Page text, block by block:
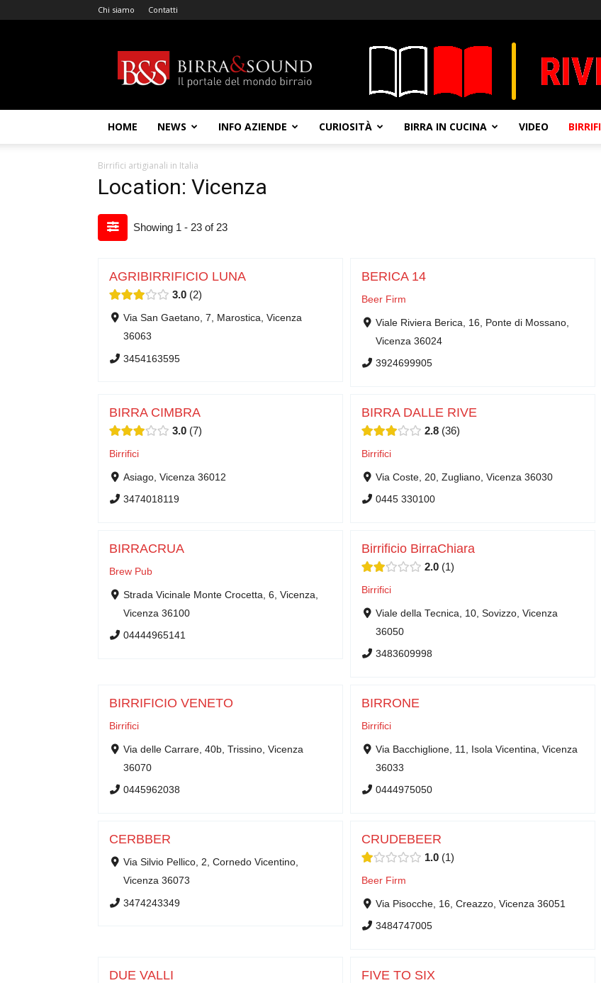
Chi siamo Contatti
&
Sound
HOME NEWS INFO AZIENDE CURIOSITÀ BIRRA IN CUCINA VIDEO
Birrifici artigianali in Italia
Location: Vicenza
Showing 1 - 23 of 23
AGRIBIRRIFICIO LUNA
3.0 2
Via San Gaetano, 7, Marostica, Vicenza
36063
3454163595
BERICA 14
Beer Firm
Viale Riviera Berica, 16, Ponte di Mossano,
Vicenza 36024
3924699905
BIRRA CIMBRA
3.0 7
Birrifici
Asiago, Vicenza 36012
3474018119
BIRRA DALLE RIVE
2.8 36
Birrifici
Via Coste, 20, Zugliano, Vicenza 36030
0445 330100
BIRRACRUA
Brew Pub
Strada Vicinale Monte Crocetta, 6, Vicenza,
Vicenza 36100
04444965141
Birrificio BirraChiara
2.0 1
Birrifici
Viale della Tecnica, 10, Sovizzo, Vicenza
36050
3483609998
BIRRIFICIO VENETO
Birrifici
Via delle Carrare, 40b, Trissino, Vicenza
36070
0445962038
BIRRONE
Birrifici
Via Bacchiglione, 11, Isola Vicentina, Vicenza
36033
0444975050
CERBBER
Via Silvio Pellico, 2, Cornedo Vicentino,
Vicenza 36073
3474243349
CRUDEBEER
1.0 1
Beer Firm
Via Pisocche, 16, Creazzo, Vicenza 36051
3484747005
DUE VALLI FIVE TO SIX